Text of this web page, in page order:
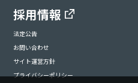
採用情報
法定公告
お問い合わせ
サイト運営方針
プライバシーポリシー